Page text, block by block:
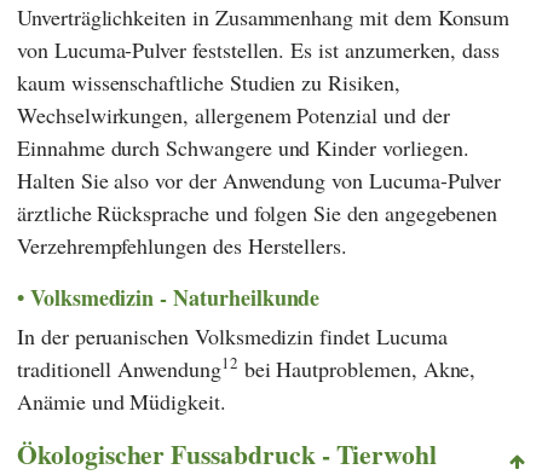
Unverträglichkeiten in Zusammenhang mit dem Konsum
von Lucuma-Pulver feststellen. Es ist anzumerken, dass
kaum wissenschaftliche Studien zu Risiken,
Wechselwirkungen, allergenem Potenzial und der
Einnahme durch Schwangere und Kinder vorliegen.
Halten Sie also vor der Anwendung von Lucuma-Pulver
ärztliche Rücksprache und folgen Sie den angegebenen
Verzehrempfehlungen des Herstellers.
Volksmedizin - Naturheilkunde
In der peruanischen Volksmedizin findet Lucuma
traditionell Anwendung12 bei Hautproblemen, Akne,
Anämie und Müdigkeit.
Ökologischer Fussabdruck - Tierwohl